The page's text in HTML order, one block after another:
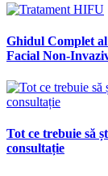
Ghidul Complet
Facial Non-
Tot ce trebuie să
consultație